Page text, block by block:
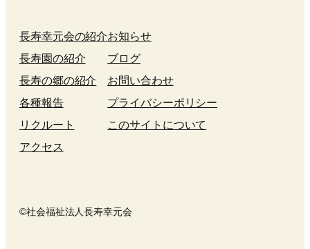
長寿幸元会の紹介
長寿園の紹介
長寿の郷の紹介
各種報告
リクルート
アクセス
お知らせ
ブログ
お問い合わせ
プライバシーポリシー
このサイトについて
©社会福祉法人長寿幸元会